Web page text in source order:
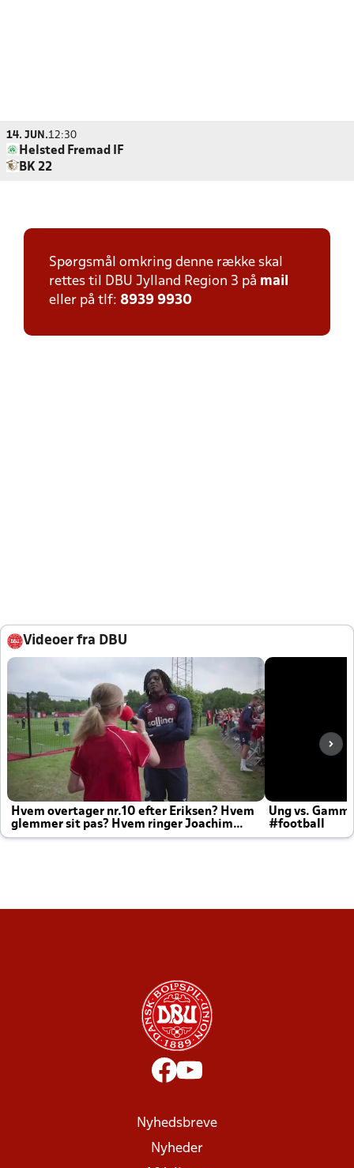
14. JUN.12:30
Helsted Fremad IF
BK 22
Spørgsmål omkring denne række skal
rettes til DBU Jylland Region 3 på mail
eller på tlf: 8939 9930
Videoer fra DBU
Hvem overtager nr.10 efter Eriksen? Hvem
glemmer sit pas? Hvem ringer Joachim
altid til efter kampe?
Ung vs.
#football
Nyhedsbreve
Nyheder